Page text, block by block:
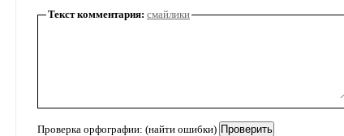
Текст комментария: смайлики
Проверка орфографии: (найти ошибки)